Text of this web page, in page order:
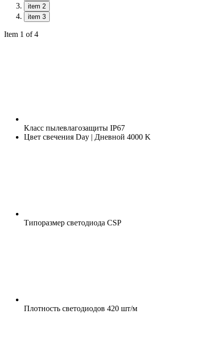
item 2
item 3
Item 1 of 4
Класс пылевлагозащиты IP67
Цвет свечения Day | Дневной 4000 K
Типоразмер светодиода CSP
Плотность светодиодов 420 шт/м